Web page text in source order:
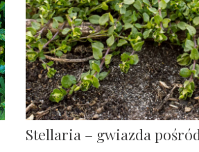
Stellaria – gwiazda